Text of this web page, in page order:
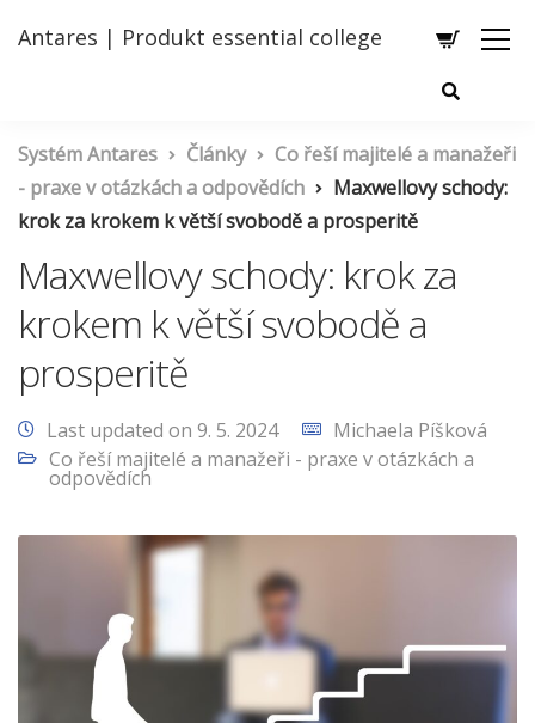
Antares | Produkt essential college
Systém Antares Články
Co řeší majitelé a manažeři
- praxe v otázkách a odpovědích
Maxwellovy schody:
krok za krokem k větší svobodě a prosperitě
Maxwellovy schody: krok za
krokem k větší svobodě a
prosperitě
Last updated on 9. 5. 2024
Michaela Píšková
Co řeší majitelé a manažeři - praxe v otázkách a
odpovědích